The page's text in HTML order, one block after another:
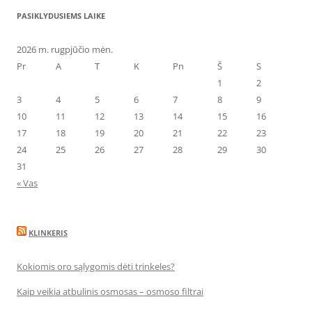
PASIKLYDUSIEMS LAIKE
2026 m. rugpjūčio mėn.
Pr
A T K Pn Š
S
1
2
3
4 5 6 7 8
9
10
11 12 13 14 15
16
17
18 19 20 21 22
23
24
25 26 27 28 29
30
31
« Vas
KLINKERIS
Kokiomis oro sąlygomis dėti trinkeles?
Kaip veikia atbulinis osmosas – osmoso filtrai